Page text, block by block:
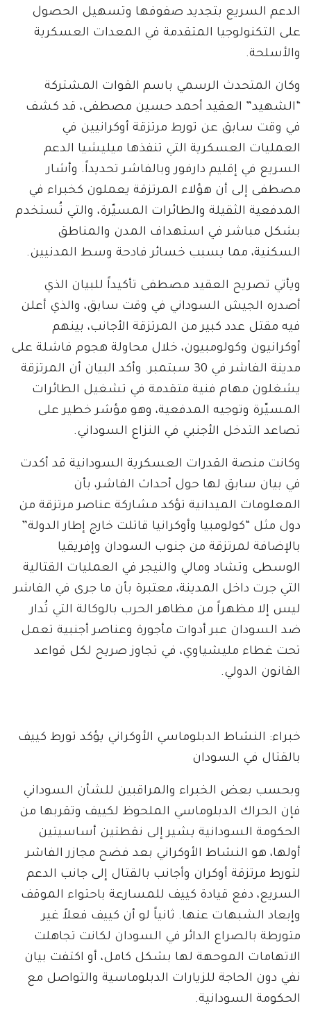
الدعم السريع بتجديد صفوفها وتسهيل الحصول
على التكنولوجيا المتقدمة في المعدات العسكرية
والأسلحة.
وكان المتحدث الرسمي باسم القوات المشتركة
“الشهيد” العقيد أحمد حسين مصطفى، قد كشف
في وقت سابق عن تورط مرتزقة أوكرانيين في
العمليات العسكرية التي تنفذها ميليشيا الدعم
السريع في إقليم دارفور وبالفاشر تحديداً. وأشار
مصطفى إلى أن هؤلاء المرتزقة يعملون كخبراء في
المدفعية الثقيلة والطائرات المسيّرة، والتي تُستخدم
بشكل مباشر في استهداف المدن والمناطق
السكنية، مما يسبب خسائر فادحة وسط المدنيين.
ويأتي تصريح العقيد مصطفى تأكيداً للبيان الذي
أصدره الجيش السوداني في وقت سابق، والذي أعلن
فيه مقتل عدد كبير من المرتزقة الأجانب، بينهم
أوكرانيون وكولومبيون، خلال محاولة هجوم فاشلة على
مدينة الفاشر في 30 سبتمبر. وأكد البيان أن المرتزقة
يشغلون مهام فنية متقدمة في تشغيل الطائرات
المسيّرة وتوجيه المدفعية، وهو مؤشر خطير على
تصاعد التدخل الأجنبي في النزاع السوداني.
وكانت منصة القدرات العسكرية السودانية قد أكدت
في بيان سابق لها حول أحداث الفاشر، بأن
المعلومات الميدانية تؤكد مشاركة عناصر مرتزقة من
دول مثل “كولومبيا وأوكرانيا قاتلت خارج إطار الدولة”
بالإضافة لمرتزقة من جنوب السودان وإفريقيا
الوسطى وتشاد ومالي والنيجر في العمليات القتالية
التي جرت داخل المدينة، معتبرة بأن ما جرى في الفاشر
ليس إلا مظهراً من مظاهر الحرب بالوكالة التي تُدار
ضد السودان عبر أدوات مأجورة وعناصر أجنبية تعمل
تحت غطاء مليشياوي، في تجاوز صريح لكل قواعد
القانون الدولي.
خبراء: النشاط الدبلوماسي الأوكراني يؤكد تورط كييف
بالقتال في السودان
وبحسب بعض الخبراء والمراقبين للشأن السوداني
فإن الحراك الدبلوماسي الملحوظ لكييف وتقربها من
الحكومة السودانية يشير إلى نقطتين أساسيتين
أولها، هو النشاط الأوكراني بعد فضح مجازر الفاشر
لتورط مرتزقة أوكران وأجانب بالقتال إلى جانب الدعم
السريع، دفع قيادة كييف للمسارعة باحتواء الموقف
وإبعاد الشبهات عنها. ثانياً لو أن كييف فعلاً غير
متورطة بالصراع الدائر في السودان لكانت تجاهلت
الاتهامات الموحهة لها بشكل كامل، أو اكتفت بيان
نفي دون الحاجة للزيارات الدبلوماسية والتواصل مع
الحكومة السودانية.